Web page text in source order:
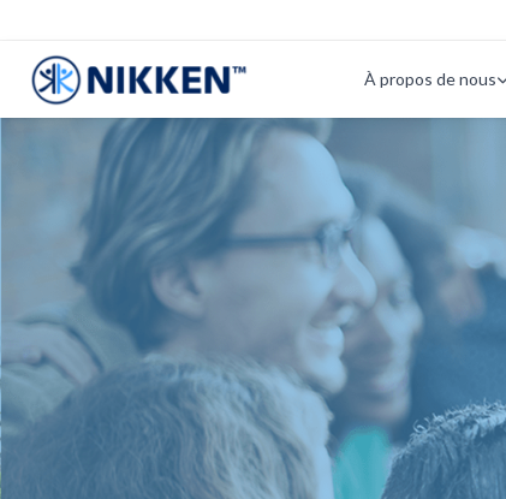
À propos de nous